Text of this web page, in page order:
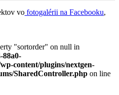
vo fotogalérii na Facebooku,
"sortorder" on null in
88a0-
content/plugins/nextgen-
SharedController.php on line